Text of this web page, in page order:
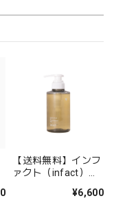
【送料無料】インフ
ァクト（infact）
¥6,600